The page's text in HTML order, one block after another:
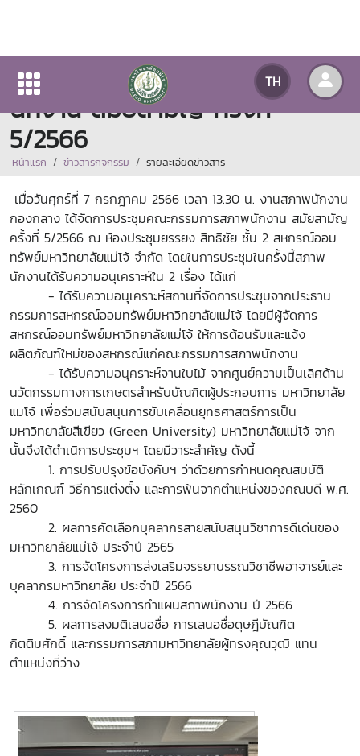
TH
การประชุมคณะกรรมการสภาพ
นักงาน สมัยสามัญ ครั้งที่
5/2566
หน้าแรก ข่าวสารกิจกรรม รายละเอียดข่าวสาร
เมื่อวันศุกร์ที่ 7 กรกฎาคม 2566 เวลา 13.30 น. งานสภาพนักงาน
กองกลาง ได้จัดการประชุมคณะกรรมการสภาพนักงาน สมัยสามัญ
ครั้งที่ 5/2566 ณ ห้องประชุมยรรยง สิทธิชัย ชั้น 2 สหกรณ์ออม
ทรัพย์มหาวิทยาลัยแม่โจ้ จำกัด โดยในการประชุมในครั้งนี้สภาพ
นักงานได้รับความอนุเคราะห์ใน 2 เรื่อง ได้แก่
- ได้รับความอนุเคราะห์สถานที่จัดการประชุมจากประธาน
กรรมการสหกรณ์ออมทรัพย์มหาวิทยาลัยแม่โจ้ โดยมีผู้จัดการ
สหกรณ์ออมทรัพย์มหาวิทยาลัยแม่โจ้ ให้การต้อนรับและแจ้ง
ผลิตภัณฑ์ใหม่ของสหกรณ์แก่คณะกรรมการสภาพนักงาน
- ได้รับความอนุคราะห์จานใบไม้ จากศูนย์ความเป็นเลิศด้าน
นวัตกรรมทางการเกษตรสำหรับบัณฑิตผู้ประกอบการ มหาวิทยาลัย
แมโจ้ เพื่อร่วมสนับสนุนการขับเคลื่อนยุทธศาสตร์การเป็น
มหาวิทยาลัยสีเขียว (Green University) มหาวิทยาลัยแม่โจ้ จาก
นั้นจึงได้ดำเนิการประชุมฯ โดยมีวาระสำคัญ ดังนี้
1. การปรับปรุงข้อบังคับฯ ว่าด้วยการกำหนดคุณสมบัติ
หลักเกณฑ์ วิธีการแต่งตั้ง และการพ้นจากตำแหน่งของคณบดี พ.ศ.
2560
2. ผลการคัดเลือกบุคลากรสายสนับสนุนวิชาการดีเด่นของ
มหาวิทยาลัยแม่โจ้ ประจำปี 2565
3. การจัดโครงการส่งเสริมจรรยาบรรณวิชาชีพอาจารย์และ
บุคลากรมหาวิทยาลัย ประจำปี 2566
4. การจัดโครงการทำแผนสภาพนักงาน ปี 2566
5. ผลการลงมติเสนอชื่อ การเสนอชื่อดุษฎีบัณฑิต
กิตติมศักดิ์ และกรรมการสภามหาวิทยาลัยผู้ทรงคุณวุฒิ แทน
ตำแหน่งที่ว่าง